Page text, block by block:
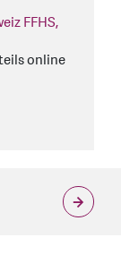
FFHS,
online